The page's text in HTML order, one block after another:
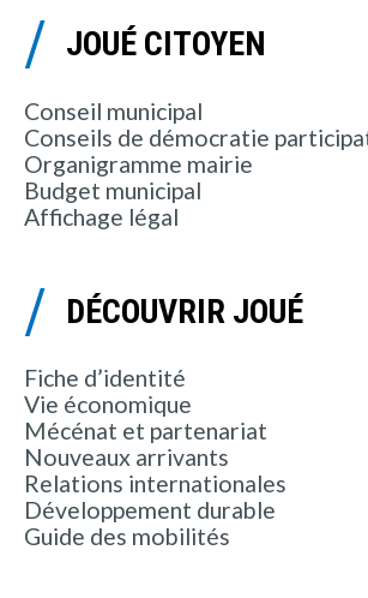
JOUÉ CITOYEN
Conseil municipal
Conseils de démocratie
Organigramme mairie
Budget municipal
Affichage légal
DÉCOUVRIR JOUÉ
Fiche d’identité
Vie économique
Mécénat et partenariat
Nouveaux arrivants
Relations internationales
Développement durable
Guide des mobilités